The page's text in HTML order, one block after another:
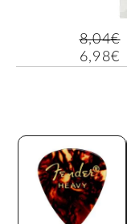
8,04€
6,98€